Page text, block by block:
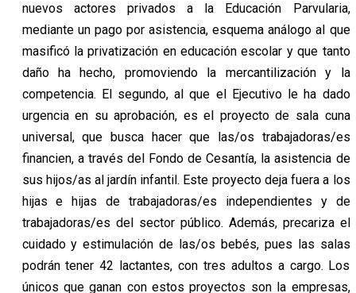
nuevos actores privados a la Educación Parvularia,
mediante un pago por asistencia, esquema análogo al que
masificó la privatización en educación escolar y que tanto
daño ha hecho, promoviendo la mercantilización y la
competencia. El segundo, al que el Ejecutivo le ha dado
urgencia en su aprobación, es el proyecto de sala cuna
universal, que busca hacer que las/os trabajadoras/es
financien, a través del Fondo de Cesantía, la asistencia de
sus hijos/as al jardín infantil. Este proyecto deja fuera a los
hijas e hijas de trabajadoras/es independientes y de
trabajadoras/es del sector público. Además, precariza el
cuidado y estimulación de las/os bebés, pues las salas
podrán tener 42 lactantes, con tres adultos a cargo. Los
únicos que ganan con estos proyectos son la empresas,